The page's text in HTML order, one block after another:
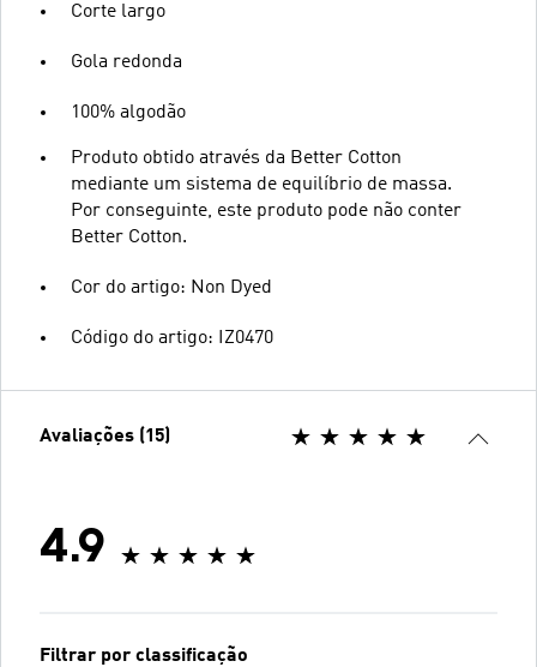
Corte largo
Gola redonda
100% algodão
Produto obtido através da Better Cotton
mediante um sistema de equilíbrio de massa.
Por conseguinte, este produto pode não conter
Better Cotton.
Cor do artigo: Non Dyed
Código do artigo: IZ0470
Avaliações (15)
4.9
Filtrar por classificação